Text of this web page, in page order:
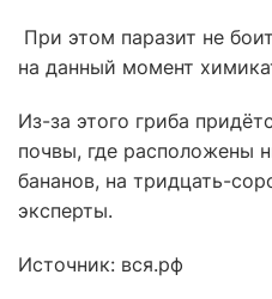
При этом паразит не
на данный момент
Из-за этого гриба
почвы, где расположены
бананов, на тридцать-
эксперты.
Источник: вся.рф